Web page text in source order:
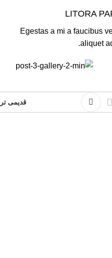
LITORA
Egestas a mi a faucibus
aliquet
قدیمی تر